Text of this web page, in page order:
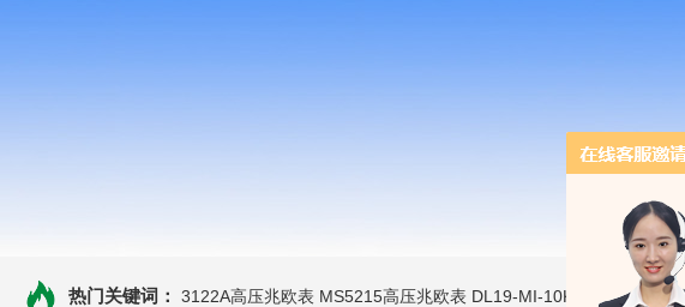
热门关键词： 3122A高压兆欧表 MS5215高压兆欧表 DL19-MI-10KVe 高压兆欧表